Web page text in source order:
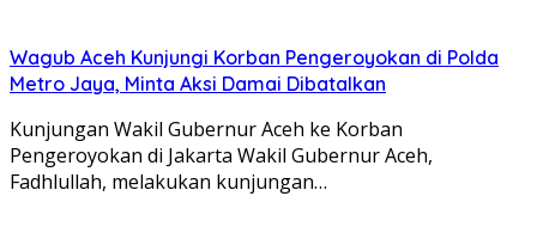
Wagub Aceh Kunjungi Korban Pengeroyokan di Polda
Metro Jaya, Minta Aksi Damai Dibatalkan
Kunjungan Wakil Gubernur Aceh ke Korban
Pengeroyokan di Jakarta Wakil Gubernur Aceh,
Fadhlullah, melakukan kunjungan…